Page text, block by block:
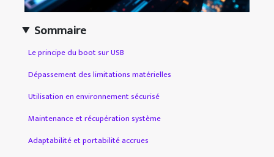
Sommaire
Le principe du boot sur USB
Dépassement des limitations matérielles
Utilisation en environnement sécurisé
Maintenance et récupération système
Adaptabilité et portabilité accrues